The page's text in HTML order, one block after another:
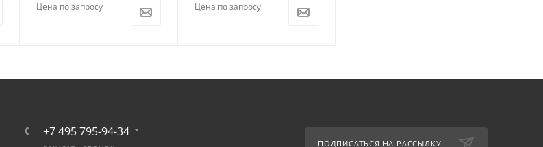
Цена по запросу Цена по запросу
+7 495 795-94-34
ПОДПИСАТЬСЯ НА РАССЫЛКУ